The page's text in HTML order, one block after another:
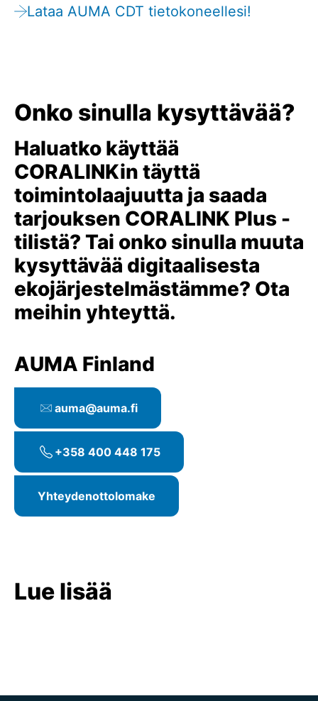
Lataa AUMA CDT tietokoneellesi!
Onko sinulla kysyttävää?
Haluatko käyttää
CORALINKin täyttä
toimintolaajuutta ja saada
tarjouksen CORALINK Plus -
tilistä? Tai onko sinulla muuta
kysyttävää digitaalisesta
ekojärjestelmästämme? Ota
meihin yhteyttä.
AUMA Finland
auma@auma.fi
+358 400 448 175
Yhteydenottolomake
Lue lisää